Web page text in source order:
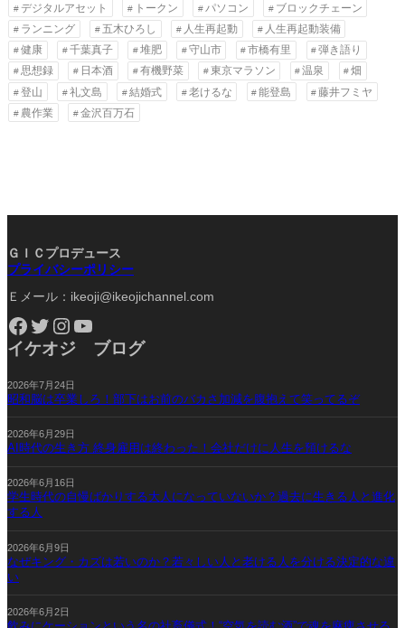
デジタルアセット
トークン パソコン
ブロックチェーン
ランニング
五木ひろし 人生再起動
人生再起動装備
健康
千葉真子 堆肥 守山市 市橋有里
弾き語り
思想録
日本酒 有機野菜 東京マラソン 温泉
畑
登山
礼文島 結婚式 老けるな 能登島
藤井フミヤ
農作業
金沢百万石
ＧＩＣプロデュース
プライバシーポリシー
Ｅメール：ikeoji@ikeojichannel.com
Facebook Twitter Instagram YouTube
イケオジ ブログ
2026年7月24日
昭和脳は卒業しろ！部下はお前のバカさ加減を腹抱えて笑ってるぞ
2026年6月29日
AI時代の生き方 終身雇用は終わった！会社だけに人生を預けるな
2026年6月16日
学生時代の自慢ばかりする大人になっていないか？過去に生きる人と進化
する人
2026年6月9日
なぜキング・カズは若いのか？若々しい人と老ける人を分ける決定的な違
い
2026年6月2日